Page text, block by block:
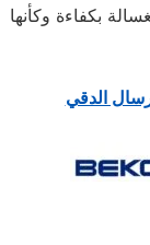
بكفاءة وكأنها
الدقي